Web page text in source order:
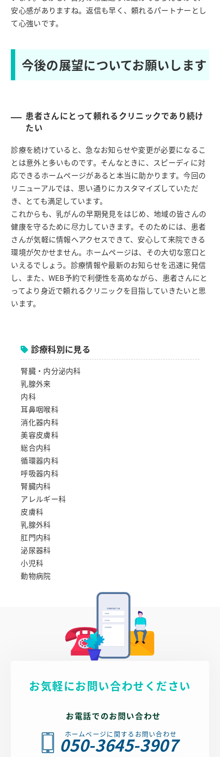
安心感がありますね。返信も早く、頼れるパートナーとし
て心強いです。
今後の展望についてお願いします
患者さんにとって頼れるクリニックであり続け
たい
診療を続けていると、急なお知らせや変更が必要になるこ
とは意外と多いものです。そんなときに、スピーディに対
応できるホームページがあると本当に助かります。今回の
リニューアルでは、思い通りにカスタマイズしていただ
き、とても満足しています。
これからも、乳がんの早期発見をはじめ、地域の皆さんの
健康を守るために尽力していきます。そのためには、患者
さんが気軽に情報へアクセスできて、安心して来院できる
環境が欠かせません。ホームページは、その大切な窓口と
いえるでしょう。診療情報や最新のお知らせを迅速に発信
し、また、WEB予約で利便性を高めながら、患者さんにと
ってより身近で頼れるクリニックを目指していきたいと思
います。
診療科別に見る
腎臓・内分泌内科
乳腺外来
内科
耳鼻咽喉科
消化器内科
美容皮膚科
総合内科
循環器内科
呼吸器内科
腎臓内科
アレルギー科
皮膚科
乳腺外科
肛門内科
泌尿器科
小児科
動物病院
お気軽にお問い合わせください
お電話でのお問い合わせ
ホームページに関するお問い合わせ
050-3645-3907